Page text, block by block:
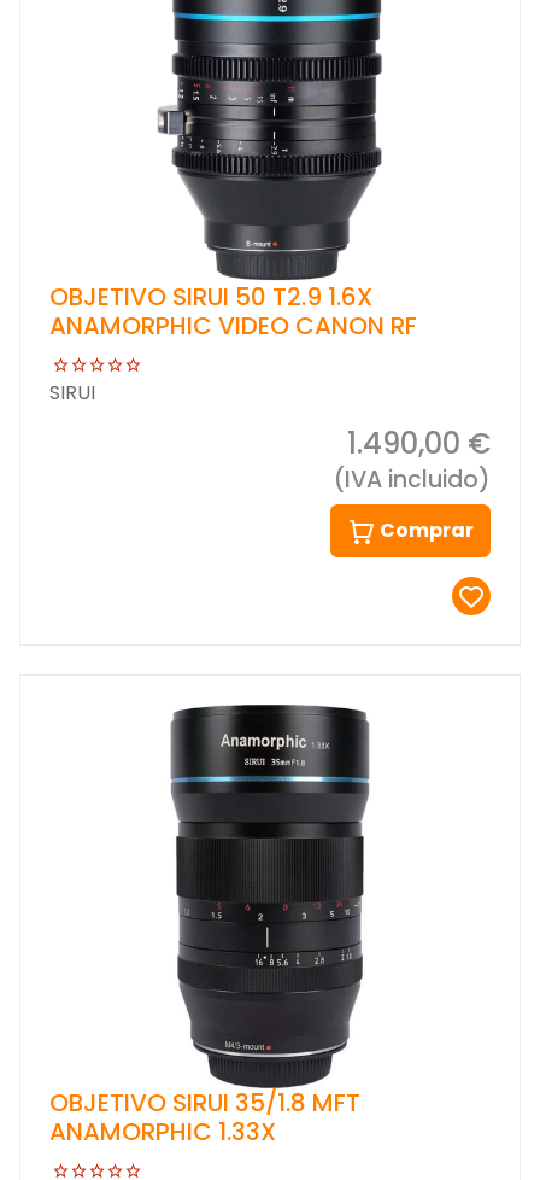
OBJETIVO SIRUI 50 T2.9 1.6X
ANAMORPHIC VIDEO CANON RF
SIRUI
1.490,00 €
(IVA incluido)
Comprar
OBJETIVO SIRUI 35/1.8 MFT
ANAMORPHIC 1.33X